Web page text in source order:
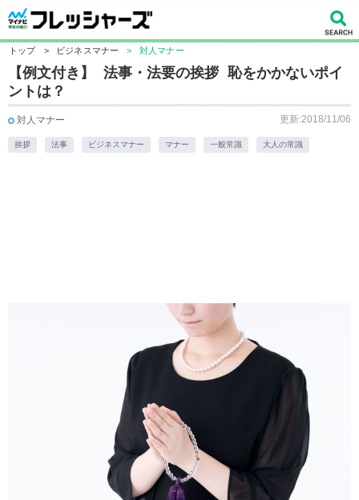
トップ > ビジネスマナー > 対人マナー
【例文付き】 法事・法要の挨拶 恥をかかないポイ
ントは？
対人マナー 更新:2018/11/06
挨拶 法事 ビジネスマナー マナー 一般常識 大人の常識